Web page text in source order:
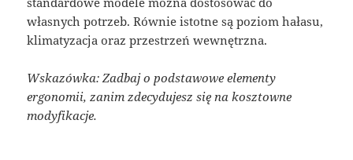
własnych potrzeb. Równie istotne są poziom hałasu,
klimatyzacja oraz przestrzeń wewnętrzna.
Wskazówka: Zadbaj o podstawowe elementy
ergonomii, zanim zdecydujesz się na kosztowne
modyfikacje.